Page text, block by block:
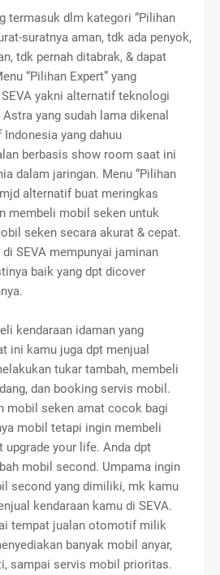
termasuk dlm kategori “Pilihan
suratnya aman, tdk ada penyok,
tdk pernah ditabrak, & dapat
“Pilihan Expert” yang
yakni alternatif teknologi
yang sudah lama dikenal
yang dahuu
berbasis show room saat ini
dalam jaringan. Menu “Pilihan
alternatif buat meringkas
membeli mobil seken untuk
seken secara akurat & cepat.
di SEVA mempunyai jaminan
baik yang dpt dicover
kendaraan idaman yang
ini kamu juga dpt menjual
tukar tambah, membeli
dan booking servis mobil.
mobil seken amat cocok bagi
mobil tetapi ingin membeli
upgrade your life. Anda dpt
mobil second. Umpama ingin
second yang dimiliki, mk kamu
kendaraan kamu di SEVA.
tempat jualan otomotif milik
banyak mobil anyar,
sampai servis mobil prioritas.